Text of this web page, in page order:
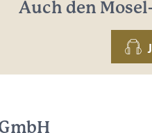
Auch den